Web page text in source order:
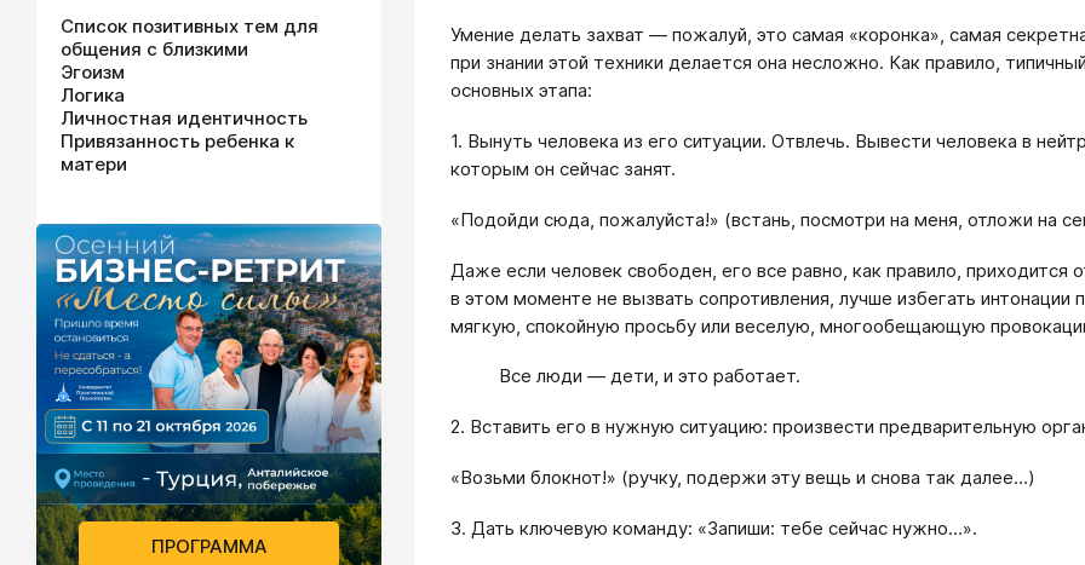
Умение делать захват — пожалуй, это самая «коронка», самая
при знании этой техники делается она несложно. Как правило,
основных этапа:
1. Вынуть человека из его ситуации. Отвлечь. Вывести человека в
которым он сейчас занят.
«Подойди сюда, пожалуйста!» (встань, посмотри на меня, отложи на
Даже если человек свободен, его все равно, как правило, приходится
в этом моменте не вызвать сопротивления, лучше избегать интонации
мягкую, спокойную просьбу или веселую, многообещающую
Все люди — дети, и это работает.
2. Вставить его в нужную ситуацию: произвести предварительную
«Возьми блокнот!» (ручку, подержи эту вещь и снова так далее…)
3. Дать ключевую команду: «Запиши: тебе сейчас нужно…».
Список позитивных тем для
общения с близкими
Эгоизм
Логика
Личностная идентичность
Привязанность ребенка к
матери
ПРОГРАММА